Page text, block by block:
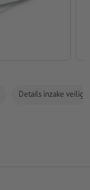
Details inzake